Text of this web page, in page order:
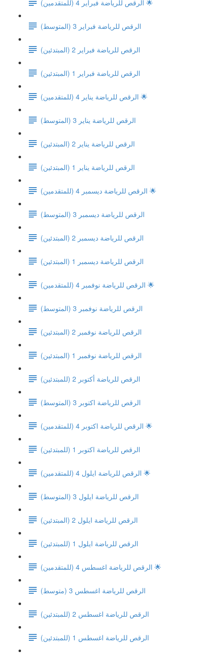
الرقص للرياضة فبراير 4 (للمتقدمين) 🌟
(الرقص للرياضة فبراير 3 (المتوسط
الرقص للرياضة فبراير 2 (المبتدئين)
الرقص للرياضة فبراير 1 (المبتدئين)
الرقص للرياضة يناير 4 (للمتقدمين) 🌟
(الرقص للرياضة يناير 3 (المتوسط
الرقص للرياضة يناير 2 (المبتدئين)
الرقص للرياضة يناير 1 (المبتدئين)
الرقص للرياضة ديسمبر 4 (للمتقدمين) 🌟
(الرقص للرياضة ديسمبر 3 (المتوسط
الرقص للرياضة ديسمبر 2 (المبتدئين)
الرقص للرياضة ديسمبر 1 (المبتدئين)
الرقص للرياضة نوفمبر 4 (للمتقدمين) 🌟
(الرقص للرياضة نوفمبر 3 (المتوسط
الرقص للرياضة نوفمبر 2 (المبتدئين)
الرقص للرياضة نوفمبر 1 (المبتدئين)
الرقص للرياضة أكتوبر 2 (للمبتدئين)
(الرقص للرياضة اكتوبر 3 (المتوسط
الرقص للرياضة اكتوبر 4 (للمتقدمين) 🌟
(الرقص للرياضة اكتوبر 1 (للمبتدئين
الرقص للرياضة ايلول 4 (للمتقدمين) 🌟
(الرقص للرياضة ايلول 3 (المتوسط
(الرقص للرياضة ايلول 2 (المبتدئين
(الرقص للرياضة ايلول 1 (للمبتدئين
الرقص للرياضة اغسطس 4 (للمتقدمين) 🌟
الرقص للرياضة اغسطس 3 (متوسط)
(الرقص للرياضة اغسطس 2 (للمبتدئين
(الرقص للرياضة اغسطس 1 (للمبتدئين